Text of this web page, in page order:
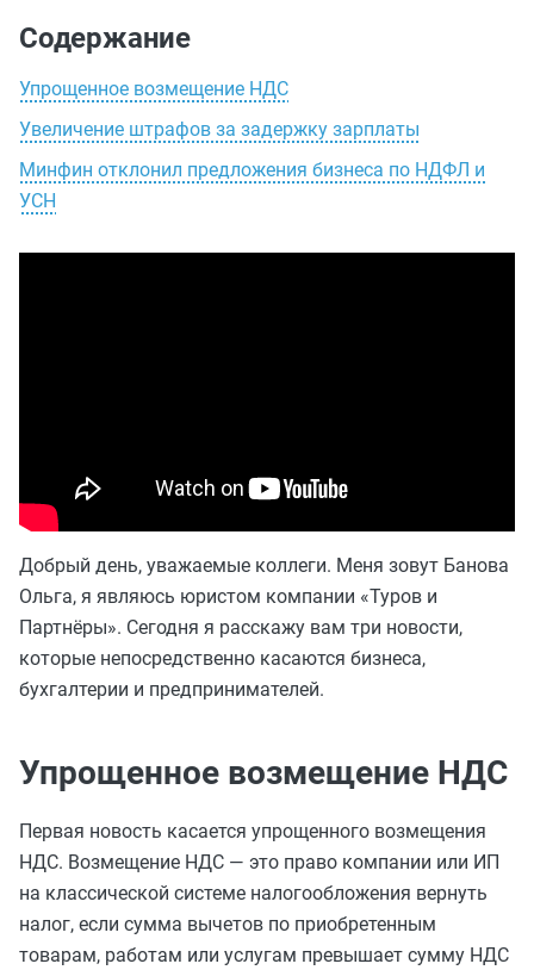
Содержание
Упрощенное возмещение НДС
Увеличение штрафов за задержку зарплаты
Минфин отклонил предложения бизнеса по НДФЛ и
УСН
Добрый день, уважаемые коллеги. Меня зовут Банова
Ольга, я являюсь юристом компании «Туров и
Партнёры». Сегодня я расскажу вам три новости,
которые непосредственно касаются бизнеса,
бухгалтерии и предпринимателей.
Упрощенное возмещение НДС
Первая новость касается упрощенного возмещения
НДС. Возмещение НДС — это право компании или ИП
на классической системе налогообложения вернуть
налог, если сумма вычетов по приобретенным
товарам, работам или услугам превышает сумму НДС